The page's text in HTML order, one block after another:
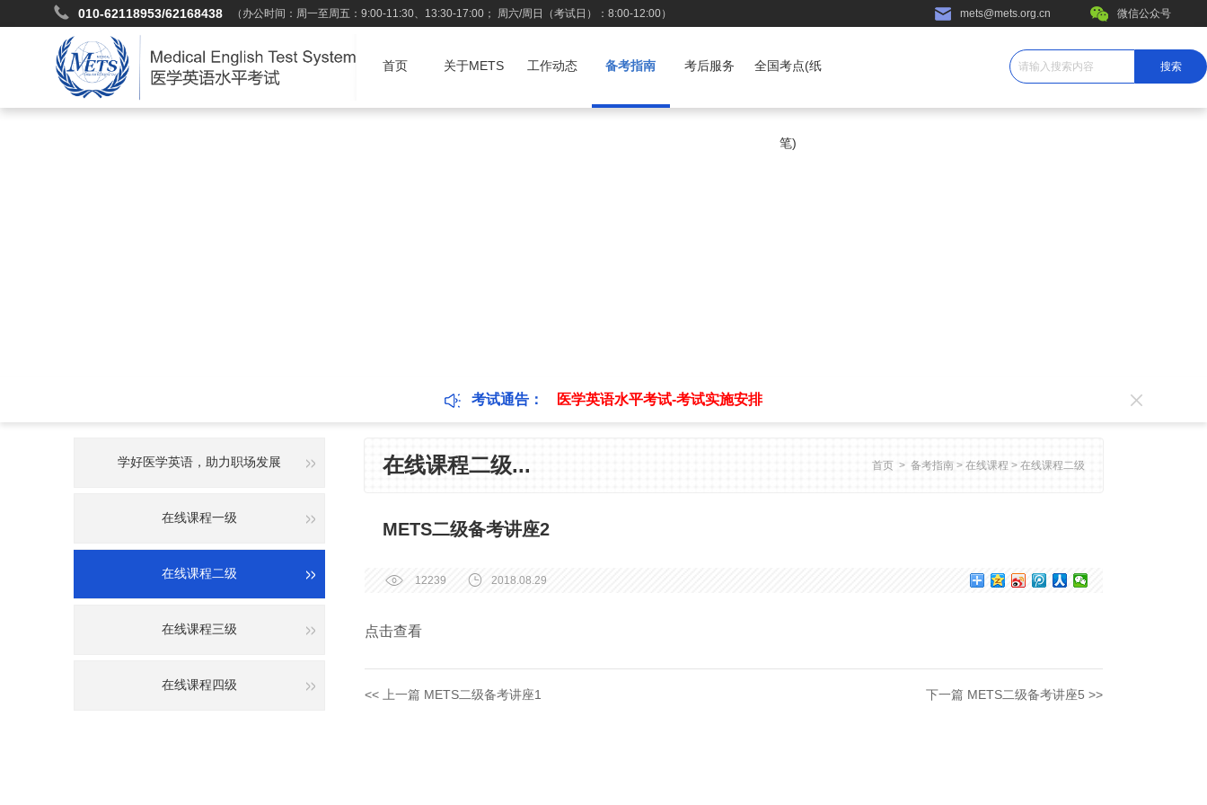
010-62118953/62168438 （办公时间：周一至周五：9:00-11:30、13:30-17:00； 周六/周日（考试日）：8:00-12:00） mets@mets.org.cn 微信公众号
首页 关于METS 工作动态 备考指南 考后服务 全国考点(纸
笔)
考试通告： 医学英语水平考试-考试实施安排
学好医学英语，助力职场发展
在线课程一级
在线课程二级
在线课程三级
在线课程四级
在线课程二级... 首页 > 备考指南 > 在线课程 > 在线课程二级
METS二级备考讲座2
12239 2018.08.29
点击查看
<< 上一篇 METS二级备考讲座1 下一篇 METS二级备考讲座5 >>